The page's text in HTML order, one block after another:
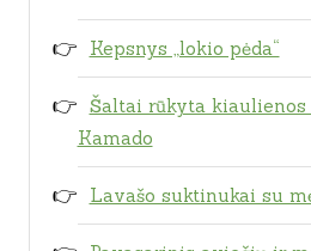
Kepsnys „lokio pėda“
Šaltai rūkyta kiaulienos
Kamado
Lavašo suktinukai su